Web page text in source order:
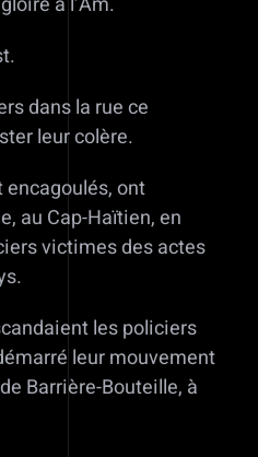
dans la rue ce
leur colère.
encagoulés, ont
au Cap-Haïtien, en
victimes des actes
les policiers
leur mouvement
Barrière-Bouteille, à